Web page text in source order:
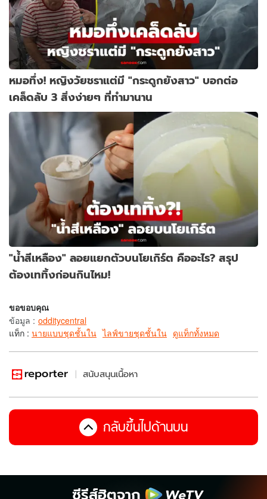
หมอทึ่ง! หญิงวัยชราแต่มี "กระดูกยังสาว" บอกต่อ
เคล็ดลับ 3 สิ่งง่ายๆ ที่ทำมานาน
"น้ำสีเหลือง" ลอยแยกตัวบนโยเกิร์ต คืออะไร? สรุป
ต้องเททิ้งก่อนกินไหม!
ขอขอบคุณ
ข้อมูล : odditycentral
แท็ก : นายแบบชุดชั้นใน ไลฟ์ขายชุดชั้นใน ดูแท็กทั้งหมด
สนับสนุนเนื้อหา
กลับขึ้นไปด้านบน
ซีรีส์ฮิตจาก